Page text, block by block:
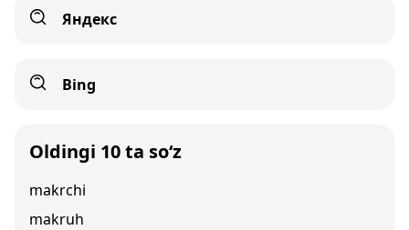
Яндекс
Bing
Oldingi 10 ta so‘z
makrchi
makruh